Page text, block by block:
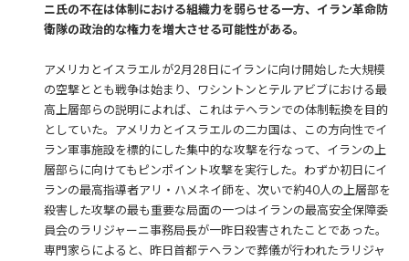
ニ氏の不在は体制における組織力を弱らせる一方、イラン革命防
衛隊の政治的な権力を増大させる可能性がある。
アメリカとイスラエルが2月28日にイランに向け開始した大規模
の空撃ととも戦争は始まり、ワシントンとテルアビブにおける最
高上層部らの説明によれば、これはテヘランでの体制転換を目的
としていた。アメリカとイスラエルの二カ国は、この方向性でイ
ラン軍事施設を標的にした集中的な攻撃を行なって、イランの上
層部らに向けてもピンポイント攻撃を実行した。わずか初日にイ
ランの最高指導者アリ・ハメネイ師を、次いで約40人の上層部を
殺害した攻撃の最も重要な局面の一つはイランの最高安全保障委
員会のラリジャーニ事務局長が一昨日殺害されたことであった。
専門家らによると、昨日首都テヘランで葬儀が行われたラリジャ